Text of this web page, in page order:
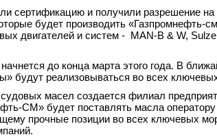
сертификацию и получили разрешение
будет производить «Газпромнефть-
двигателей и систем - MAN-B & W,
до конца марта этого года. В
будут реализовываться во всех
масел создается филиал
СМ» будет поставлять масла оператору
прочные позиции во всех ключевых